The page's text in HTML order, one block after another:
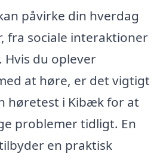
påvirke din hverdag
fra sociale interaktioner
du oplever
at høre, er det vigtigt
høretest i Kibæk for at
problemer tidligt. En
en praktisk